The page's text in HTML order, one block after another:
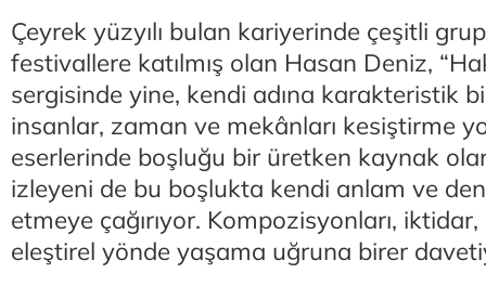
Çeyrek yüzyılı bulan kariyerinde çeşitli
festivallere katılmış olan Hasan Deniz,
sergisinde yine, kendi adına karakteristik
insanlar, zaman ve mekânları kesiştirme
eserlerinde boşluğu bir üretken kaynak
izleyeni de bu boşlukta kendi anlam ve
etmeye çağırıyor. Kompozisyonları,
eleştirel yönde yaşama uğruna birer